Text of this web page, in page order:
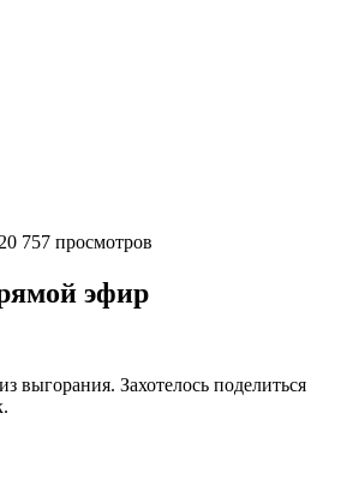
757 просмотров
эфир
выгорания. Захотелось поделиться